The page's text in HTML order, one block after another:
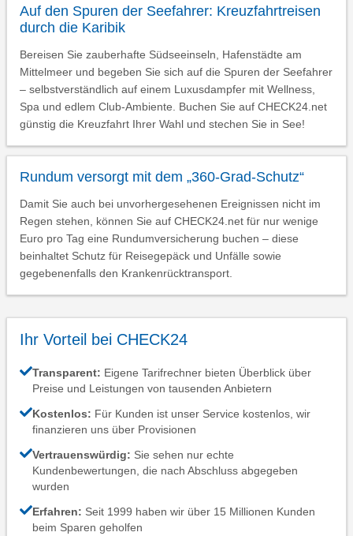
Auf den Spuren der Seefahrer: Kreuzfahrtreisen
durch die Karibik
Bereisen Sie zauberhafte Südseeinseln, Hafenstädte am
Mittelmeer und begeben Sie sich auf die Spuren der Seefahrer
– selbstverständlich auf einem Luxusdampfer mit Wellness,
Spa und edlem Club-Ambiente. Buchen Sie auf CHECK24.net
günstig die Kreuzfahrt Ihrer Wahl und stechen Sie in See!
Rundum versorgt mit dem „360-Grad-Schutz“
Damit Sie auch bei unvorhergesehenen Ereignissen nicht im
Regen stehen, können Sie auf CHECK24.net für nur wenige
Euro pro Tag eine Rundumversicherung buchen – diese
beinhaltet Schutz für Reisegepäck und Unfälle sowie
gegebenenfalls den Krankenrücktransport.
Ihr Vorteil bei CHECK24
Transparent: Eigene Tarifrechner bieten Überblick über
Preise und Leistungen von tausenden Anbietern
Kostenlos: Für Kunden ist unser Service kostenlos, wir
finanzieren uns über Provisionen
Vertrauenswürdig: Sie sehen nur echte
Kundenbewertungen, die nach Abschluss abgegeben
wurden
Erfahren: Seit 1999 haben wir über 15 Millionen Kunden
beim Sparen geholfen